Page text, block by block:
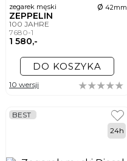
zegarek męski ø 42mm
ZEPPELIN
100 JAHRE
7680-1
1 580,-
DO KOSZYKA
10 wersji
BEST
24h